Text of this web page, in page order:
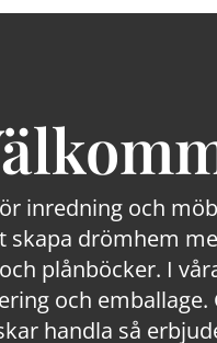
inredning och
drömhem
plånböcker. I
och
handla så